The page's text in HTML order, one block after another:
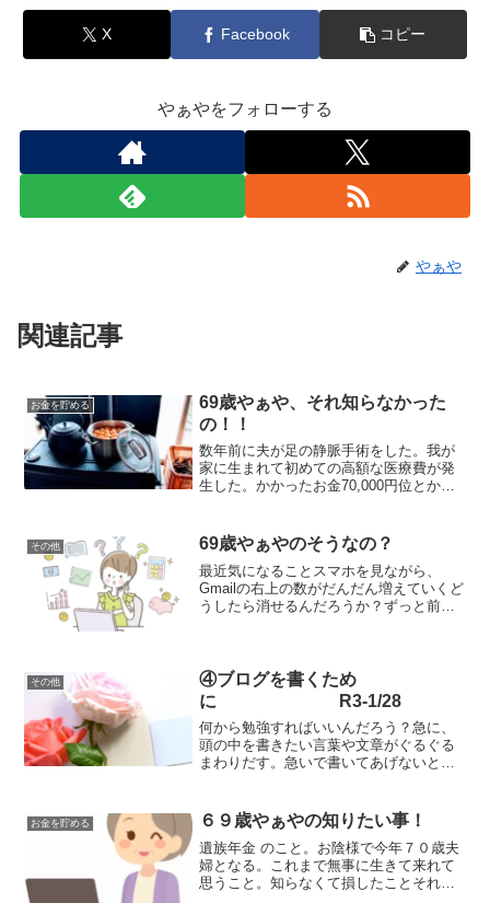
X Facebook コピー
やぁやをフォローする
やぁや
関連記事
お金を貯める
69歳やぁや、それ知らなかった
の！！
数年前に夫が足の静脈手術をした。我が
家に生まれて初めての高額な医療費が発
生した。かかったお金70,000円位とか言
療費制度。なんでも医療費100,000円に抑
えてくれ...
その他 69歳やぁやのそうなの？
最近気になることスマホを見ながら、
Gmailの右上の数がだんだん増えていくど
うしたら消せるんだろうか？ずっと前か
帯から引き継いできた...
その他
④ブログを書くため
に R3-1/28
何から勉強すればいいんだろう？急に、
頭の中を書きたい言葉や文章がぐるぐる
まわりだす。急いで書いてあげないとみ
書けそうもないな、と感じると、今度
は、無性に書きたくなる変な...
お金を貯める ６９歳やぁやの知りたい事！
遺族年金 のこと。お陰様で今年７０歳夫
婦となる。これまで無事に生きて来れて
思うこと。知らなくて損したことそれは